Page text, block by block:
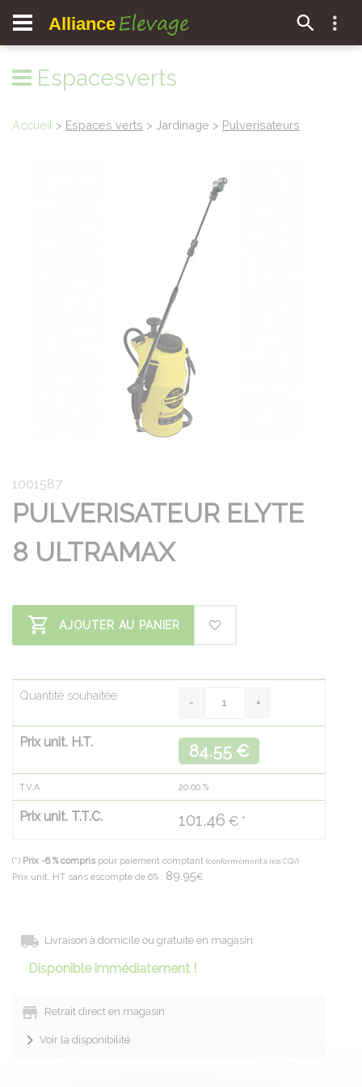
Alliance Elevage
Espacesverts
Accueil > Espaces verts > Jardinage > Pulverisateurs
1001587
PULVERISATEUR ELYTE
8 ULTRAMAX
AJOUTER AU PANIER
Quantité souhaitée
Prix unit. H.T. 84.55 €
T.V.A. 20.00 %
Prix unit. T.T.C. 101.46 € *
(*) Prix -6 % compris pour paiement comptant (conformément à nos CGV)
Prix unit. HT sans escompte de 6% : 89.95€
Livraison à domicile ou gratuite en magasin
Disponible immédiatement !
Retrait direct en magasin
Voir la disponibilité